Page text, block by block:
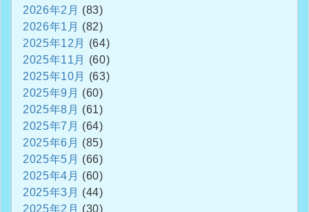
2026年2月 (83)
2026年1月 (82)
2025年12月
(64)
2025年11月
(60)
2025年10月
(63)
2025年9月 (60)
2025年8月 (61)
2025年7月 (64)
2025年6月 (85)
2025年5月 (66)
2025年4月 (60)
2025年3月 (44)
2025年2月 (30)